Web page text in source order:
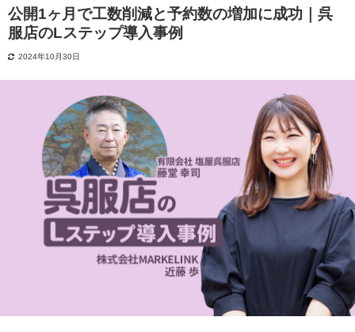
公開1ヶ月で工数削減と予約数の増加に成功｜呉
服店のLステップ導入事例
2024年10月30日